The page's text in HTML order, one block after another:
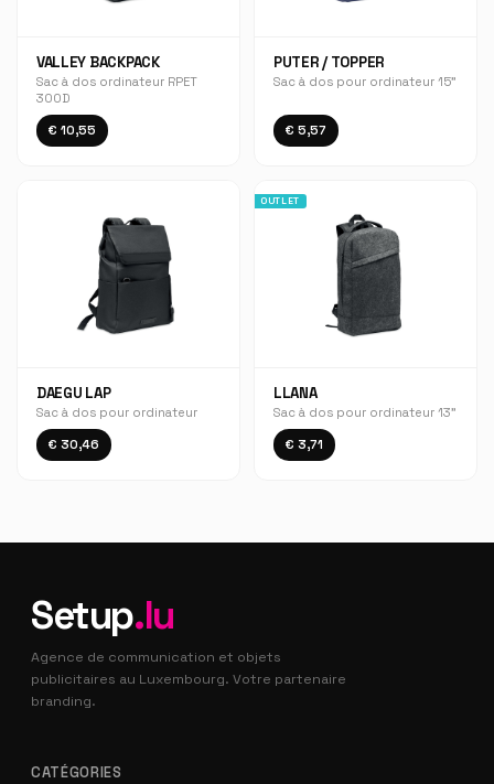
VALLEY BACKPACK
Sac à dos ordinateur RPET
300D
€ 10,55
PUTER / TOPPER
Sac à dos pour ordinateur 15"
€ 5,57
DAEGU LAP
Sac à dos pour ordinateur
€ 30,46
OUTLET
LLANA
Sac à dos pour ordinateur 13"
€ 3,71
Setup.lu
Agence de communication et objets
publicitaires au Luxembourg. Votre partenaire
branding.
CATÉGORIES